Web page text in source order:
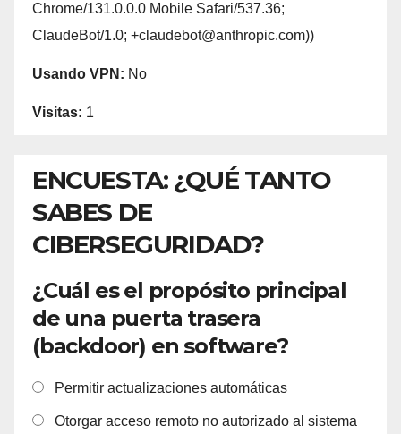
Chrome/131.0.0.0 Mobile Safari/537.36;
ClaudeBot/1.0; +claudebot@anthropic.com))
Usando VPN: No
Visitas: 1
ENCUESTA: ¿QUÉ TANTO
SABES DE
CIBERSEGURIDAD?
¿Cuál es el propósito principal
de una puerta trasera
(backdoor) en software?
Permitir actualizaciones automáticas
Otorgar acceso remoto no autorizado al sistema